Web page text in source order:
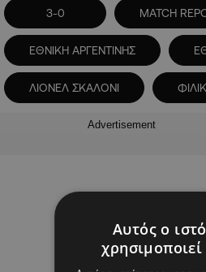
3-0 MATCH
ΕΘΝΙΚΗ ΑΡΓΕΝΤΙΝΗΣ
ΛΙΟΝΕΛ ΣΚΑΛΟΝΙ
Advertisement
Αυτός ο